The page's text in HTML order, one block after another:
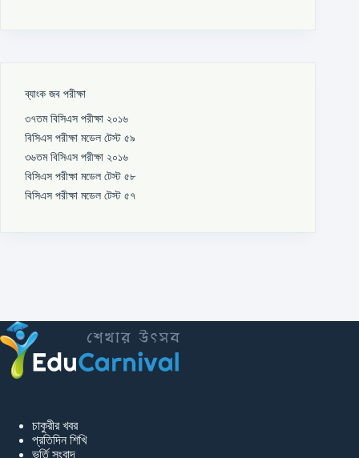
ব্যাংক জব পরীক্ষা
৩৭তম বিসিএস পরীক্ষা ২০১৬
বিসিএস পরীক্ষা মডেল টেস্ট ৫৯
৩৬তম বিসিএস পরীক্ষা ২০১৬
বিসিএস পরীক্ষা মডেল টেস্ট ৫৮
বিসিএস পরীক্ষা মডেল টেস্ট ৫৭
চাকুরীর খবর
প্রতিদিন শিখি
ভর্তি সংবাদ